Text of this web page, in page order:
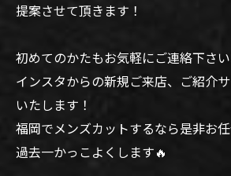
提案させて頂きます！
初めてのかたもお気軽にご連絡下さい
インスタからの新規ご来店、ご紹介
いたします！
福岡でメンズカットするなら是非お任
過去一かっこよくします🔥